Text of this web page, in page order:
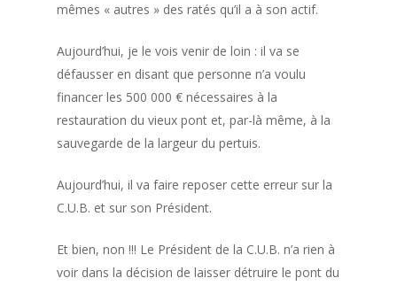
mêmes « autres » des ratés qu’il a à son actif.
Aujourd’hui, je le vois venir de loin : il va se
défausser en disant que personne n’a voulu
financer les 500 000 € nécessaires à la
restauration du vieux pont et, par-là même, à la
sauvegarde de la largeur du pertuis.
Aujourd’hui, il va faire reposer cette erreur sur la
C.U.B. et sur son Président.
Et bien, non !!! Le Président de la C.U.B. n’a rien à
voir dans la décision de laisser détruire le pont du